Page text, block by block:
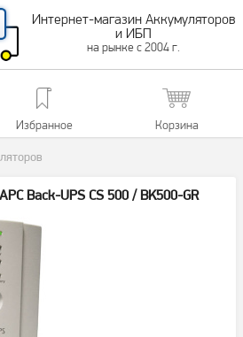
Интернет-магазин Аккумуляторов
и ИБП
на рынке с 2004 г.
Избранное Корзина
Back-UPS CS 500 / BK500-GR